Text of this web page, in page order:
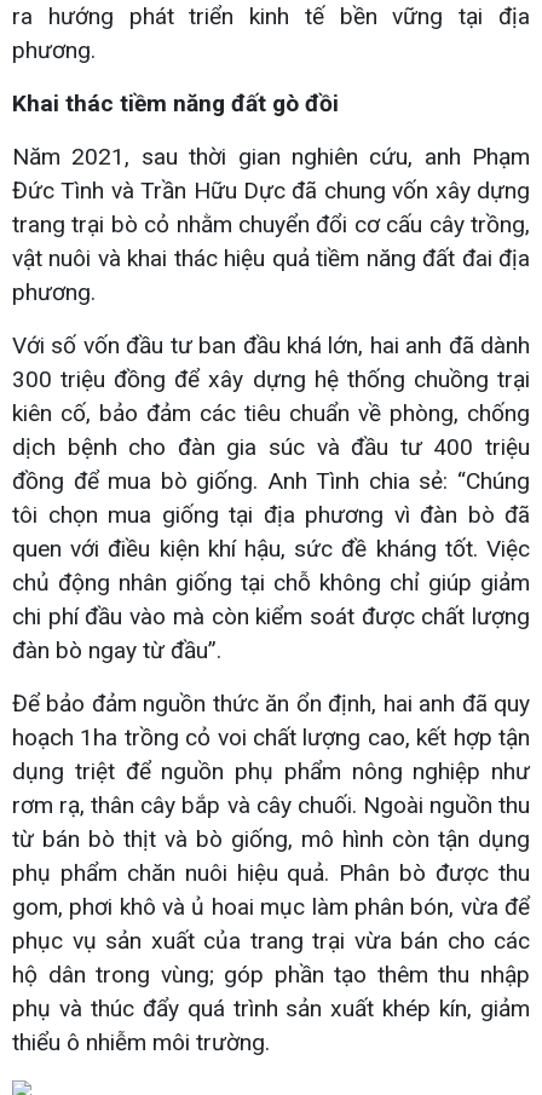
ra hướng phát triển kinh tế bền vững tại địa
phương.
Khai thác tiềm năng đất gò đồi
Năm 2021, sau thời gian nghiên cứu, anh Phạm
Đức Tình và Trần Hữu Dực đã chung vốn xây dựng
trang trại bò cỏ nhằm chuyển đổi cơ cấu cây trồng,
vật nuôi và khai thác hiệu quả tiềm năng đất đai địa
phương.
Với số vốn đầu tư ban đầu khá lớn, hai anh đã dành
300 triệu đồng để xây dựng hệ thống chuồng trại
kiên cố, bảo đảm các tiêu chuẩn về phòng, chống
dịch bệnh cho đàn gia súc và đầu tư 400 triệu
đồng để mua bò giống. Anh Tình chia sẻ: “Chúng
tôi chọn mua giống tại địa phương vì đàn bò đã
quen với điều kiện khí hậu, sức đề kháng tốt. Việc
chủ động nhân giống tại chỗ không chỉ giúp giảm
chi phí đầu vào mà còn kiểm soát được chất lượng
đàn bò ngay từ đầu”.
Để bảo đảm nguồn thức ăn ổn định, hai anh đã quy
hoạch 1ha trồng cỏ voi chất lượng cao, kết hợp tận
dụng triệt để nguồn phụ phẩm nông nghiệp như
rơm rạ, thân cây bắp và cây chuối. Ngoài nguồn thu
từ bán bò thịt và bò giống, mô hình còn tận dụng
phụ phẩm chăn nuôi hiệu quả. Phân bò được thu
gom, phơi khô và ủ hoai mục làm phân bón, vừa để
phục vụ sản xuất của trang trại vừa bán cho các
hộ dân trong vùng; góp phần tạo thêm thu nhập
phụ và thúc đẩy quá trình sản xuất khép kín, giảm
thiểu ô nhiễm môi trường.